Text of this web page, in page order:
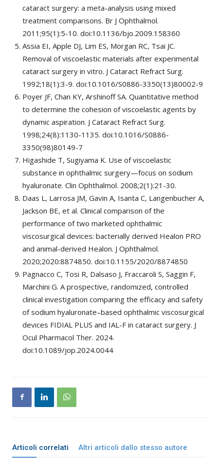
cataract surgery: a meta-analysis using mixed
treatment comparisons. Br J Ophthalmol.
2011;95(1):5-10. doi:10.1136/bjo.2009.158360
Assia EI, Apple DJ, Lim ES, Morgan RC, Tsai JC.
Removal of viscoelastic materials after experimental
cataract surgery in vitro. J Cataract Refract Surg.
1992;18(1):3-9. doi:10.1016/S0886-3350(13)80002-9
Poyer JF, Chan KY, Arshinoff SA. Quantitative method
to determine the cohesion of viscoelastic agents by
dynamic aspiration. J Cataract Refract Surg.
1998;24(8):1130-1135. doi:10.1016/S0886-
3350(98)80149-7
Higashide T, Sugiyama K. Use of viscoelastic
substance in ophthalmic surgery—focus on sodium
hyaluronate. Clin Ophthalmol. 2008;2(1):21-30.
Daas L, Larrosa JM, Gavin A, Isanta C, Langenbucher A,
Jackson BE, et al. Clinical comparison of the
performance of two marketed ophthalmic
viscosurgical devices: bacterially derived Healon PRO
and animal-derived Healon. J Ophthalmol.
2020;2020:8874850. doi:10.1155/2020/8874850
Pagnacco C, Tosi R, Dalsaso J, Fraccaroli S, Saggin F,
Marchini G. A prospective, randomized, controlled
clinical investigation comparing the efficacy and safety
of sodium hyaluronate–based ophthalmic viscosurgical
devices FIDIAL PLUS and IAL-F in cataract surgery. J
Ocul Pharmacol Ther. 2024.
doi:10.1089/jop.2024.0044
Articoli correlati Altri articoli dallo stesso autore